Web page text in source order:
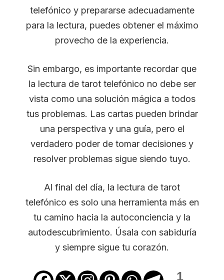
telefónico y prepararse adecuadamente
para la lectura, puedes obtener el máximo
provecho de la experiencia.
Sin embargo, es importante recordar que
la lectura de tarot telefónico no debe ser
vista como una solución mágica a todos
tus problemas. Las cartas pueden brindar
una perspectiva y una guía, pero el
verdadero poder de tomar decisiones y
resolver problemas sigue siendo tuyo.
Al final del día, la lectura de tarot
telefónico es solo una herramienta más en
tu camino hacia la autoconciencia y la
autodescubrimiento. Úsala con sabiduría
y siempre sigue tu corazón.
1